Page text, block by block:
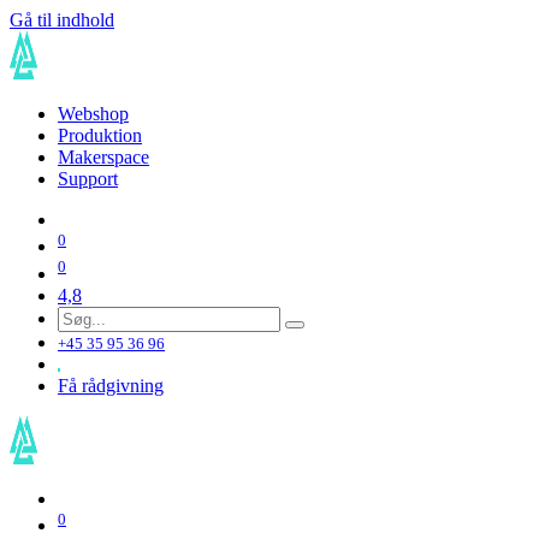
Gå til indhold
Webshop
Produktion
Makerspace
Support
0
0
4,8
+45 35 95 36 96
Få rådgivning
0